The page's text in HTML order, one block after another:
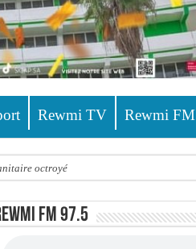
Rewmi TV Rewmi FM
octroyé
FM 97.5